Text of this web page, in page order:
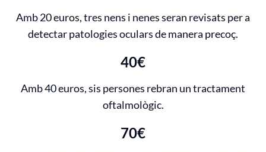
Amb 20 euros, tres nens i nenes seran revisats per a
detectar patologies oculars de manera precoç.
40€
Amb 40 euros, sis persones rebran un tractament
oftalmològic.
70€